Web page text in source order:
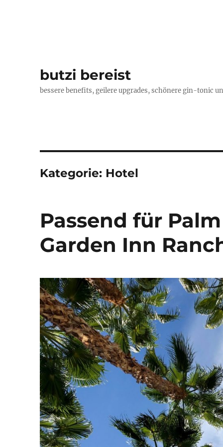
butzi bereist
bessere benefits, geilere upgrades, schönere gin-tonic
Kategorie: Hotel
Passend für
Garden Inn